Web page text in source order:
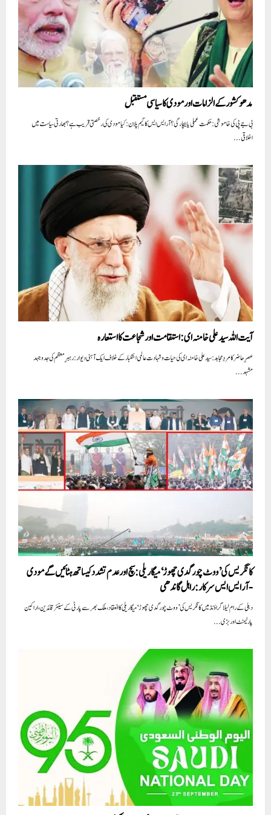
مدھو کشور کے الزامات اور مودی کا سیاسی مستقبل
بی جے پی کی خاموشی: حکمت عملی یا بیچارگی؟ آر ایس ایس کا گیم پلان: کیا مودی کی رخصتی قریب ہے؟ بھارتی سیاست میں
اخلاقی...
آیت اللہ سید علی خامنہ ای: استقامت اور شجاعت کا استعارہ
عصرِ حاضر کا مردِ مجاہد: سید علی خامنہ ای کی حیات و شہادت عالمی استکبار کے خلاف ایک آہنی دیوار: رہبرِ معظم کی جدوجہد
مشہد...
کانگریس کی’ووٹ چور گدی چھوڑ‘ میگا ریلی:سچ اور عدم تشدد کیساتھ ہٹائیں گے مودی
-آر ایس ایس سرکار: راہل گاندھی
دہلی کے رام لیلا گراؤنڈ میں کانگریس کی’ووٹ چور گدی چھوڑ‘ میگا ریلی کا انعقاد،ملک بھر سے پارٹی کے سینئر قائدین، اراکین
پارلیمنٹ اور بڑی...